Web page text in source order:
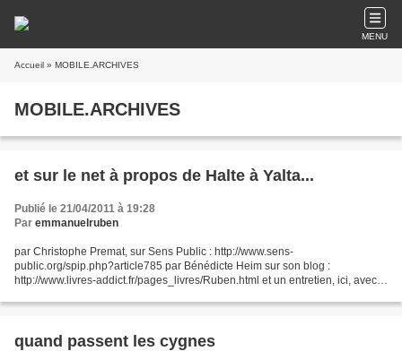
MENU
Accueil » MOBILE.ARCHIVES
MOBILE.ARCHIVES
et sur le net à propos de Halte à Yalta...
Publié le 21/04/2011 à 19:28
Par emmanuelruben
par Christophe Premat, sur Sens Public : http://www.sens-
public.org/spip.php?article785 par Bénédicte Heim sur son blog :
http://www.livres-addict.fr/pages_livres/Ruben.html et un entretien, ici, avec
emmanuel-ruben-autour-de-son-dernier-roman-halte-%C3%A0-yalta-aux-
quand passent les cygnes